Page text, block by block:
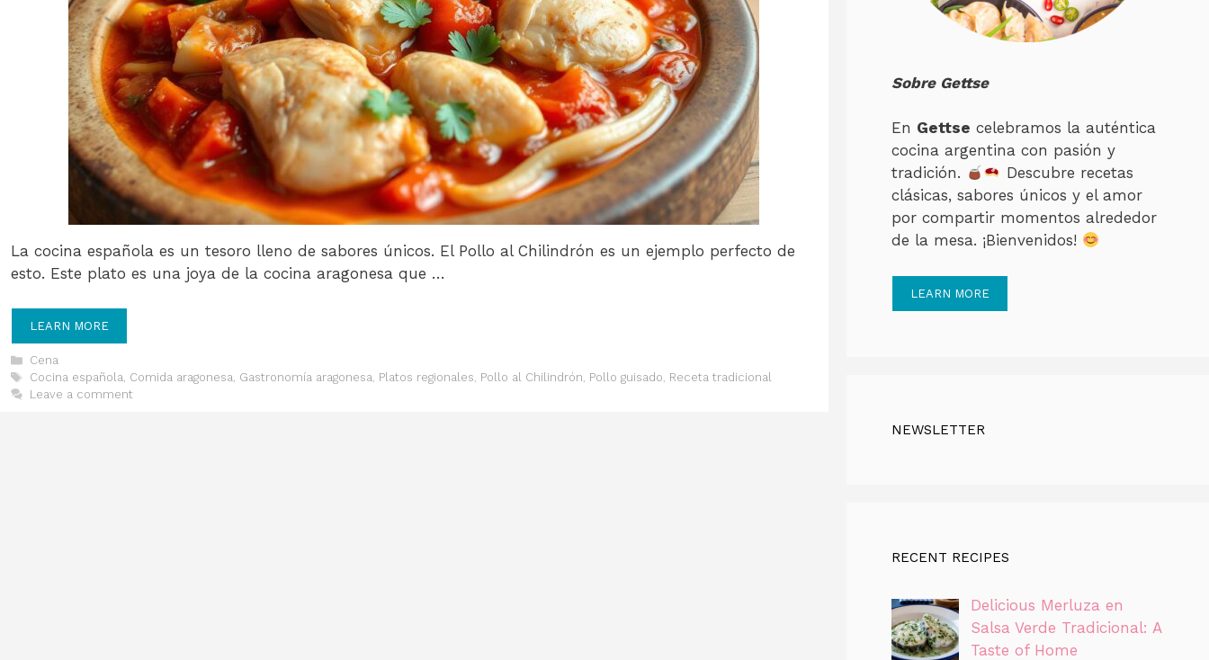
La cocina española es un tesoro lleno de sabores únicos. El Pollo al Chilindrón es un ejemplo perfecto de
esto. Este plato es una joya de la cocina aragonesa que …
LEARN MORE
Categories
Cena
Tags
Cocina española, Comida aragonesa, Gastronomía aragonesa, Platos regionales, Pollo al Chilindrón, Pollo guisado, Receta tradicional
Leave a comment
Sobre Gettse
En Gettse celebramos la auténtica
cocina argentina con pasión y
tradición.
Descubre recetas
clásicas, sabores únicos y el amor
por compartir momentos alrededor
de la mesa. ¡Bienvenidos!
LEARN MORE
NEWSLETTER
RECENT RECIPES
Delicious Merluza en
Salsa Verde Tradicional: A
Taste of Home